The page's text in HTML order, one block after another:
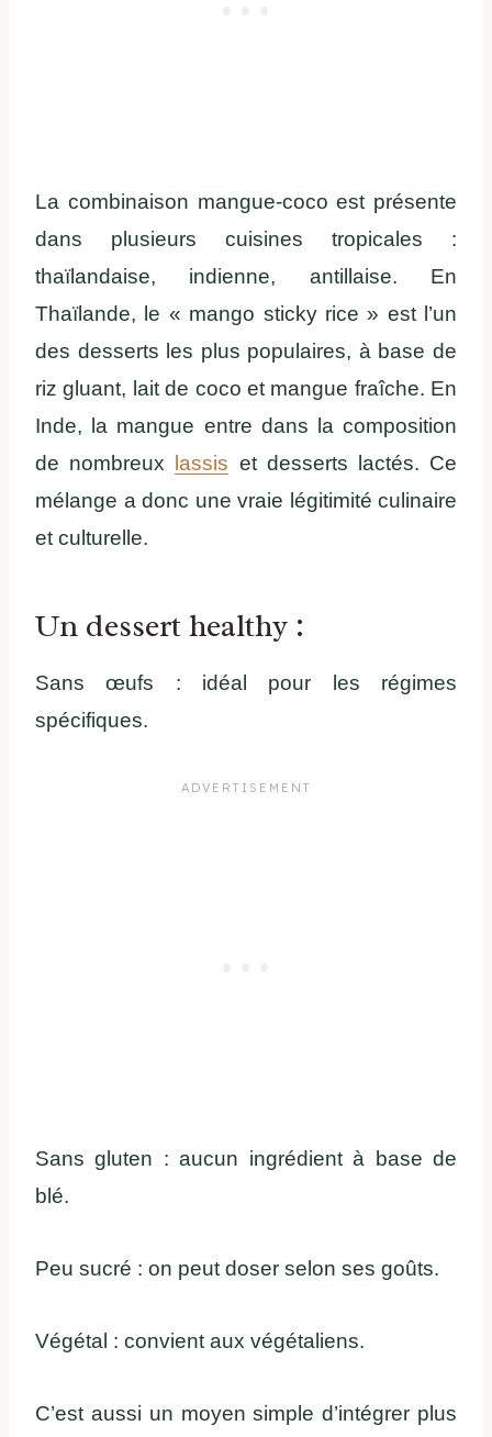
La combinaison mangue-coco est présente
dans plusieurs cuisines tropicales :
thaïlandaise, indienne, antillaise. En
Thaïlande, le « mango sticky rice » est l’un
des desserts les plus populaires, à base de
riz gluant, lait de coco et mangue fraîche. En
Inde, la mangue entre dans la composition
de nombreux lassis et desserts lactés. Ce
mélange a donc une vraie légitimité culinaire
et culturelle.
Un dessert healthy :
Sans œufs : idéal pour les régimes
spécifiques.
Sans gluten : aucun ingrédient à base de
blé.
Peu sucré : on peut doser selon ses goûts.
Végétal : convient aux végétaliens.
C’est aussi un moyen simple d’intégrer plus